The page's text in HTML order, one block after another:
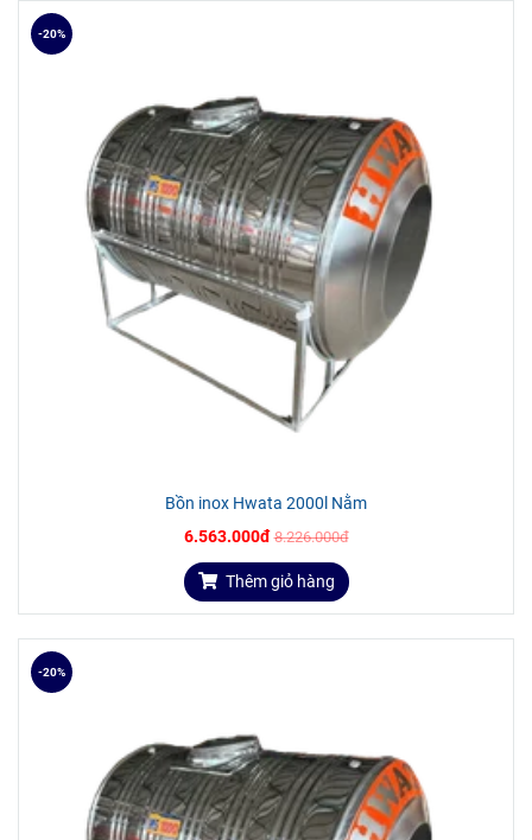
Thơ
Rất hân hạnh được phục vụ Quý khách!
Bồn inox Hwata 2000l Nằm
6.563.000đ 8.226.000đ
-20%
Thêm giỏ hàng
-20%